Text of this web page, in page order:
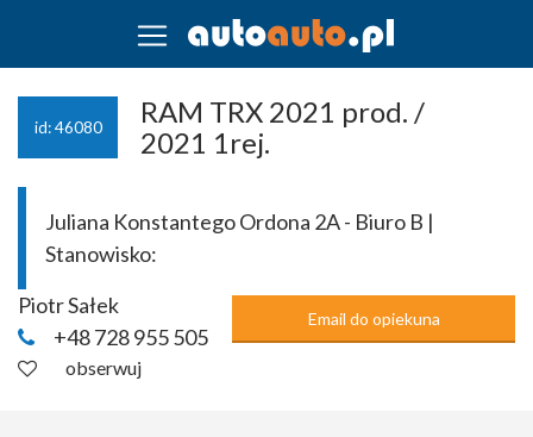
id: 46080
RAM TRX 2021 prod. /
2021 1rej.
Juliana Konstantego Ordona 2A - Biuro B |
Stanowisko:
Piotr Sałek
+48 728 955 505
Email do opiekuna
obserwuj